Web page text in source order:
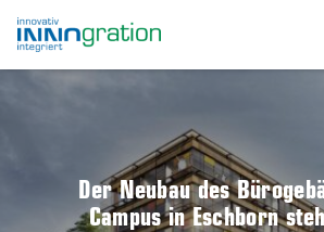
Der Neubau des
Campus in Eschborn